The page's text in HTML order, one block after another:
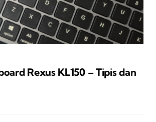
Rexus KL150 – Tipis dan